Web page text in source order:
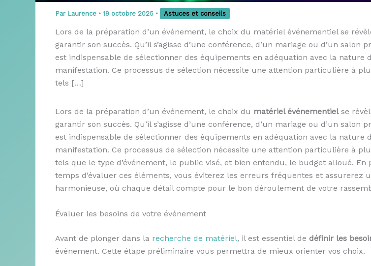
Par Laurence • 19 octobre 2025 • Astuces et conseils
Lors de la préparation d’un événement, le choix du matériel événementiel se
garantir son succès. Qu’il s’agisse d’une conférence, d’un mariage ou d’un salon
est indispensable de sélectionner des équipements en adéquation avec la nature
manifestation. Ce processus de sélection nécessite une attention particulière à
tels […]
Lors de la préparation d’un événement, le choix du matériel événementielse
garantir son succès. Qu’il s’agisse d’une conférence, d’un mariage ou d’un salon
est indispensable de sélectionner des équipements en adéquation avec la nature
manifestation. Ce processus de sélection nécessite une attention particulière à
tels que le type d’événement, le public visé, et bien entendu, le budget alloué. En
temps d’évaluer ces éléments, vous éviterez les erreurs fréquentes et assurerez
harmonieuse, où chaque détail compte pour le bon déroulement de votre
Évaluer les besoins de votre événement
Avant de plonger dans la recherche de matériel, il est essentiel de définir les
événement. Cette étape préliminaire vous permettra de mieux orienter vos choix.